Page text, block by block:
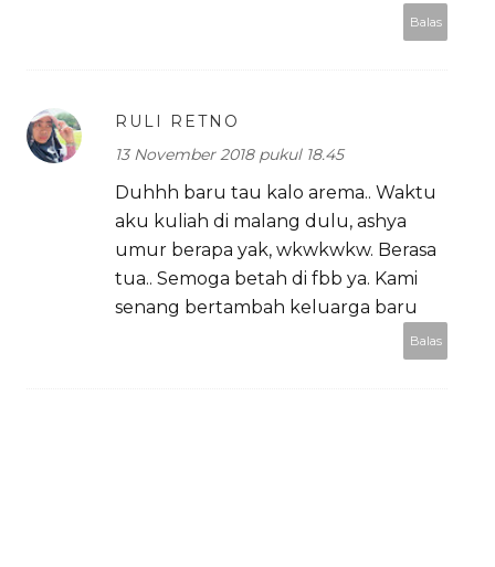
Balas
RULI RETNO
13 November 2018 pukul 18.45
Duhhh baru tau kalo arema.. Waktu
aku kuliah di malang dulu, ashya
umur berapa yak, wkwkwkw. Berasa
tua.. Semoga betah di fbb ya. Kami
senang bertambah keluarga baru
Balas